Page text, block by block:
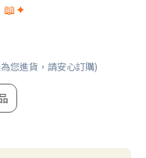
📖✦
您進貨，請安心訂購)